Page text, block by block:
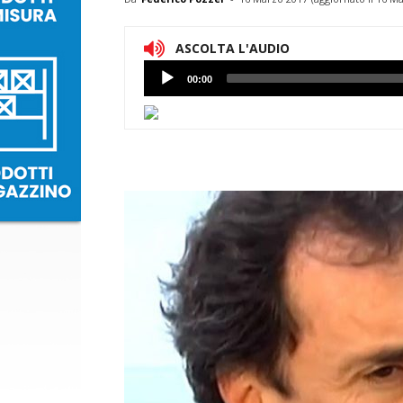
ASCOLTA L'AUDIO
Lettore
Audio
00:00